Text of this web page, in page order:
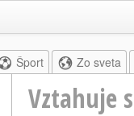
Šport Zo sveta
Vztahuje